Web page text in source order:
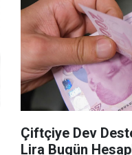
Çiftçiye Dev
Lira Bugün